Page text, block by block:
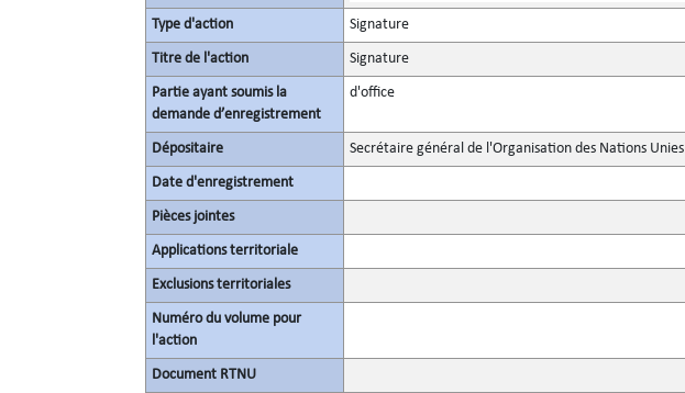
Type d'action Signature
Titre de l'action Signature
Partie ayant soumis la
demande d’enregistrement
d'office
Dépositaire Secrétaire général de l'Organisation des Nations Unies
Date d'enregistrement
Pièces jointes
Applications territoriale
Exclusions territoriales
Numéro du volume pour
l'action
Document RTNU